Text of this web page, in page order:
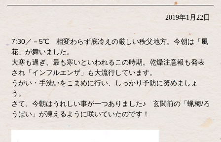
2019年1月22日
7:30／－5℃ 相変わらず底冷えの厳しい秩父地方。今朝は「風
花」が舞いました。
大寒も過ぎ、最も寒いといわれるこの時期。乾燥注意報も発表
され「インフルエンザ」も大流行しています。
うがい・手洗いをこまめに行い、しっかり予防に努めましょ
う。
さて、今朝はうれしい事が一つありました♪ 玄関前の「蝋梅/ろ
うばい」が凍えるように咲いていたのです！